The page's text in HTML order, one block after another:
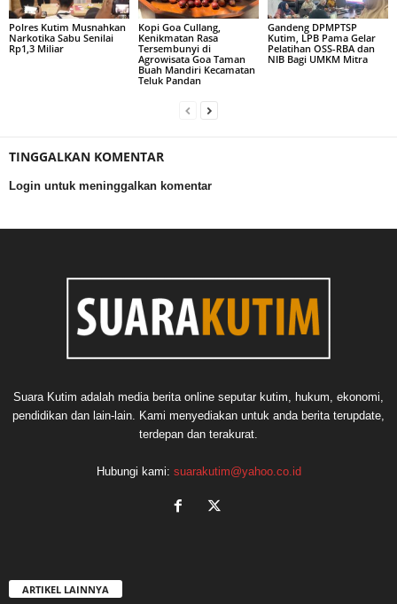
Polres Kutim Musnahkan
Narkotika Sabu Senilai
Rp1,3 Miliar
Kopi Goa Cullang,
Kenikmatan Rasa
Tersembunyi di
Agrowisata Goa Taman
Buah Mandiri Kecamatan
Teluk Pandan
Gandeng DPMPTSP
Kutim, LPB Pama Gelar
Pelatihan OSS-RBA dan
NIB Bagi UMKM Mitra
TINGGALKAN KOMENTAR
Login untuk meninggalkan komentar
Suara Kutim adalah media berita online seputar kutim, hukum, ekonomi,
pendidikan dan lain-lain. Kami menyediakan untuk anda berita terupdate,
terdepan dan terakurat.
Hubungi kami: suarakutim@yahoo.co.id
ARTIKEL LAINNYA